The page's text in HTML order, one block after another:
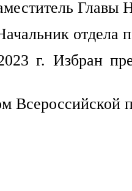
Главы
г. Избран
Всероссийской